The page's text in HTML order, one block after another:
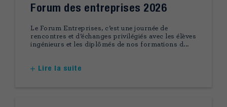
Forum des entreprises 2026
Le Forum Entreprises, c’est une journée de
rencontres et d’échanges privilégiés avec les élèves
ingénieurs et les diplômés de nos formations d...
Lire la suite